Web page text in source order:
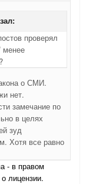
проверял
менее
о СМИ.
нет.
замечание по
в целях
зуд
Хотя все равно
- в правом
лицензии.